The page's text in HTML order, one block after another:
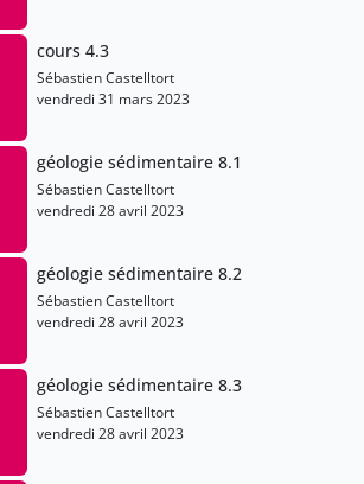
cours 4.3
Sébastien Castelltort
vendredi 31 mars 2023
géologie sédimentaire 8.1
Sébastien Castelltort
vendredi 28 avril 2023
géologie sédimentaire 8.2
Sébastien Castelltort
vendredi 28 avril 2023
géologie sédimentaire 8.3
Sébastien Castelltort
vendredi 28 avril 2023